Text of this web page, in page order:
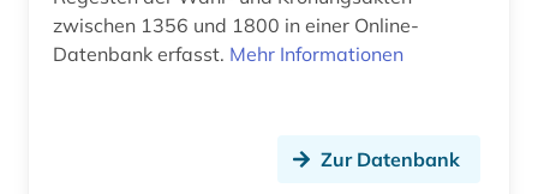
baumkrankheiten (1)
baumschäden (1)
zwischen 1356 und 1800 in einer Online-
Datenbank erfasst. Mehr Informationen
Zur Datenbank